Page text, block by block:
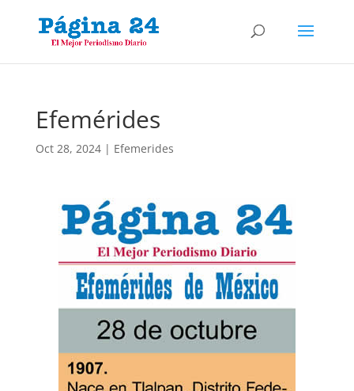
Efemérides
Oct 28, 2024| Efemerides